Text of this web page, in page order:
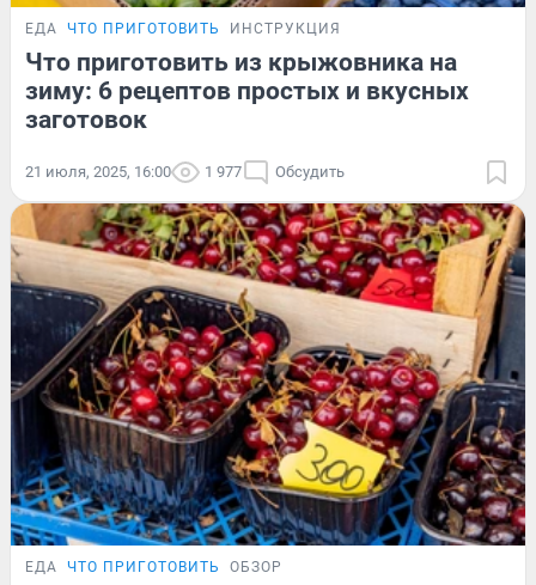
ЕДА ЧТО ПРИГОТОВИТЬ ИНСТРУКЦИЯ
Что приготовить из крыжовника на
зиму: 6 рецептов простых и вкусных
заготовок
21 июля, 2025, 16:00 1 977 Обсудить
ЕДА ЧТО ПРИГОТОВИТЬ ОБЗОР